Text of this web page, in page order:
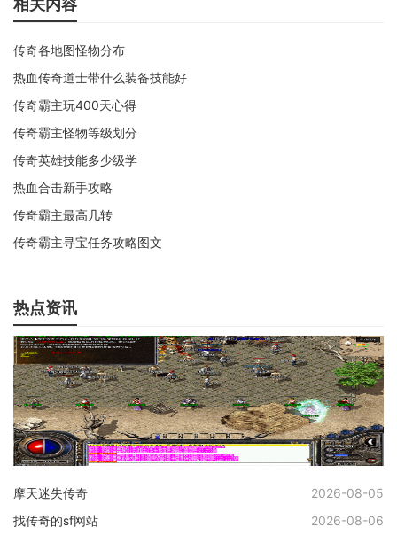
传奇各地图怪物分布
热血传奇道士带什么装备技能好
传奇霸主玩400天心得
传奇霸主怪物等级划分
传奇英雄技能多少级学
热血合击新手攻略
传奇霸主最高几转
传奇霸主寻宝任务攻略图文
热点资讯
摩天迷失传奇
2026-08-05
找传奇的sf网站
2026-08-06